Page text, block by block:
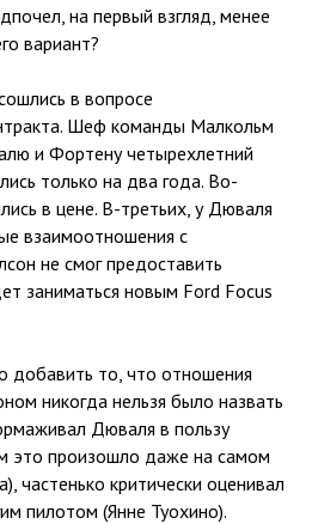
на первый взгляд, менее
вариант?
в вопросе
Шеф команды Малкольм
и Фортену четырехлетний
только на два года. Во-
в цене. В-третьих, у Дюваля
взаимоотношения с
не смог предоставить
заниматься новым Ford Focus
добавить то, что отношения
никогда нельзя было назвать
Дюваля в пользу
это произошло даже на самом
частенько критически оценивал
пилотом (Янне Туохино).